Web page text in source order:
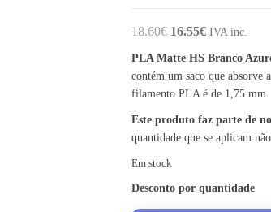
18.60€ O preço original
16.55€O preço
IVA inc.
PLA Matte HS Branco
contém um saco que absorve
filamento PLA é de 1,75 mm.
Este produto faz parte de
quantidade que se aplicam
Em stock
Desconto por quantidade